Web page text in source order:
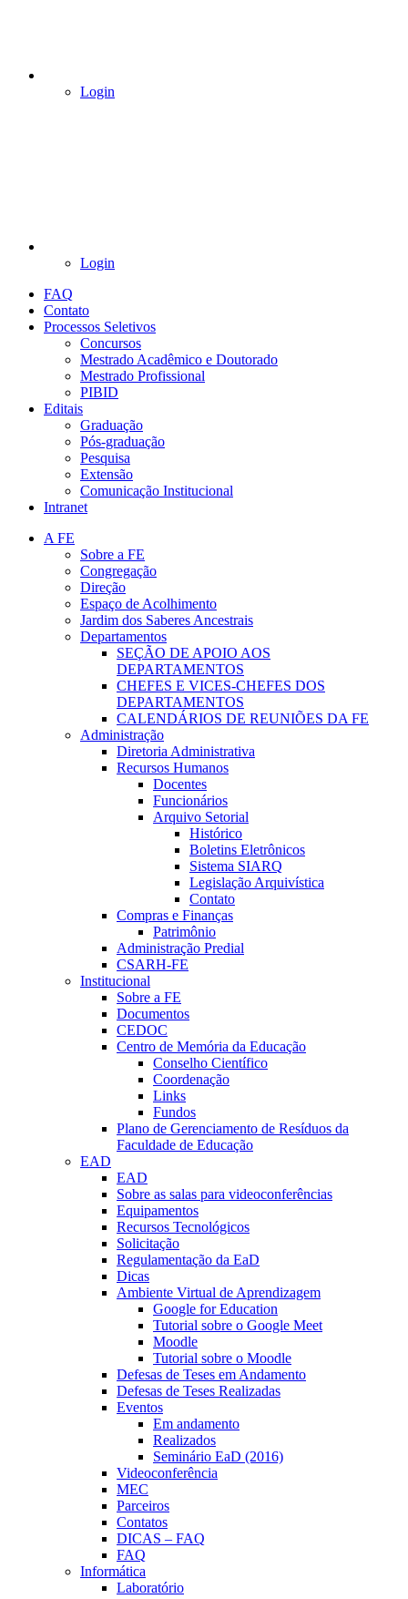
Login
Login
FAQ
Contato
Processos Seletivos
Concursos
Mestrado Acadêmico e Doutorado
Mestrado Profissional
PIBID
Editais
Graduação
Pós-graduação
Pesquisa
Extensão
Comunicação Institucional
Intranet
A FE
Sobre a FE
Congregação
Direção
Espaço de Acolhimento
Jardim dos Saberes Ancestrais
Departamentos
SEÇÃO DE APOIO AOS
DEPARTAMENTOS
CHEFES E VICES-CHEFES DOS
DEPARTAMENTOS
CALENDÁRIOS DE REUNIÕES DA FE
Administração
Diretoria Administrativa
Recursos Humanos
Docentes
Funcionários
Arquivo Setorial
Histórico
Boletins Eletrônicos
Sistema SIARQ
Legislação Arquivística
Contato
Compras e Finanças
Patrimônio
Administração Predial
CSARH-FE
Institucional
Sobre a FE
Documentos
CEDOC
Centro de Memória da Educação
Conselho Científico
Coordenação
Links
Fundos
Plano de Gerenciamento de Resíduos da
Faculdade de Educação
EAD
EAD
Sobre as salas para videoconferências
Equipamentos
Recursos Tecnológicos
Solicitação
Regulamentação da EaD
Dicas
Ambiente Virtual de Aprendizagem
Google for Education
Tutorial sobre o Google Meet
Moodle
Tutorial sobre o Moodle
Defesas de Teses em Andamento
Defesas de Teses Realizadas
Eventos
Em andamento
Realizados
Seminário EaD (2016)
Videoconferência
MEC
Parceiros
Contatos
DICAS – FAQ
FAQ
Informática
Laboratório